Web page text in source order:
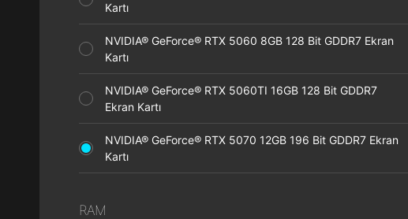
Kartı
NVIDIA® GeForce® RTX 5060 8GB 128 Bit GDDR7 Ekran
Kartı
NVIDIA® GeForce® RTX 5060TI 16GB 128 Bit GDDR7
Ekran Kartı
NVIDIA® GeForce® RTX 5070 12GB 196 Bit GDDR7 Ekran
Kartı
RAM